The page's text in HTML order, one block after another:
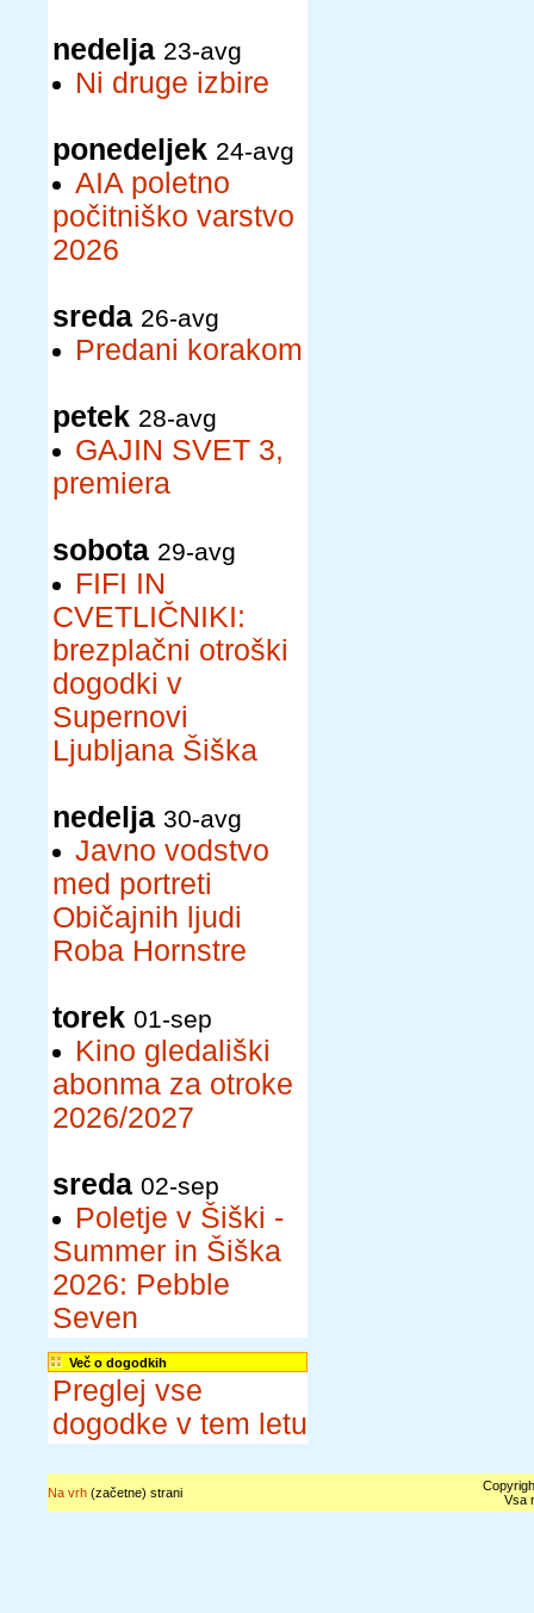
nedelja 23-avg
Ni druge izbire
ponedeljek 24-avg
AIA poletno
počitniško varstvo
2026
sreda 26-avg
Predani korakom
petek 28-avg
GAJIN SVET 3,
premiera
sobota 29-avg
FIFI IN
CVETLIČNIKI:
brezplačni otroški
dogodki v
Supernovi
Ljubljana Šiška
nedelja 30-avg
Javno vodstvo
med portreti
Običajnih ljudi
Roba Hornstre
torek 01-sep
Kino gledališki
abonma za otroke
2026/2027
sreda 02-sep
Poletje v Šiški -
Summer in Šiška
2026: Pebble
Seven
Več o dogodkih
Preglej vse
dogodke v tem letu
Na vrh(začetne) strani
Vsa